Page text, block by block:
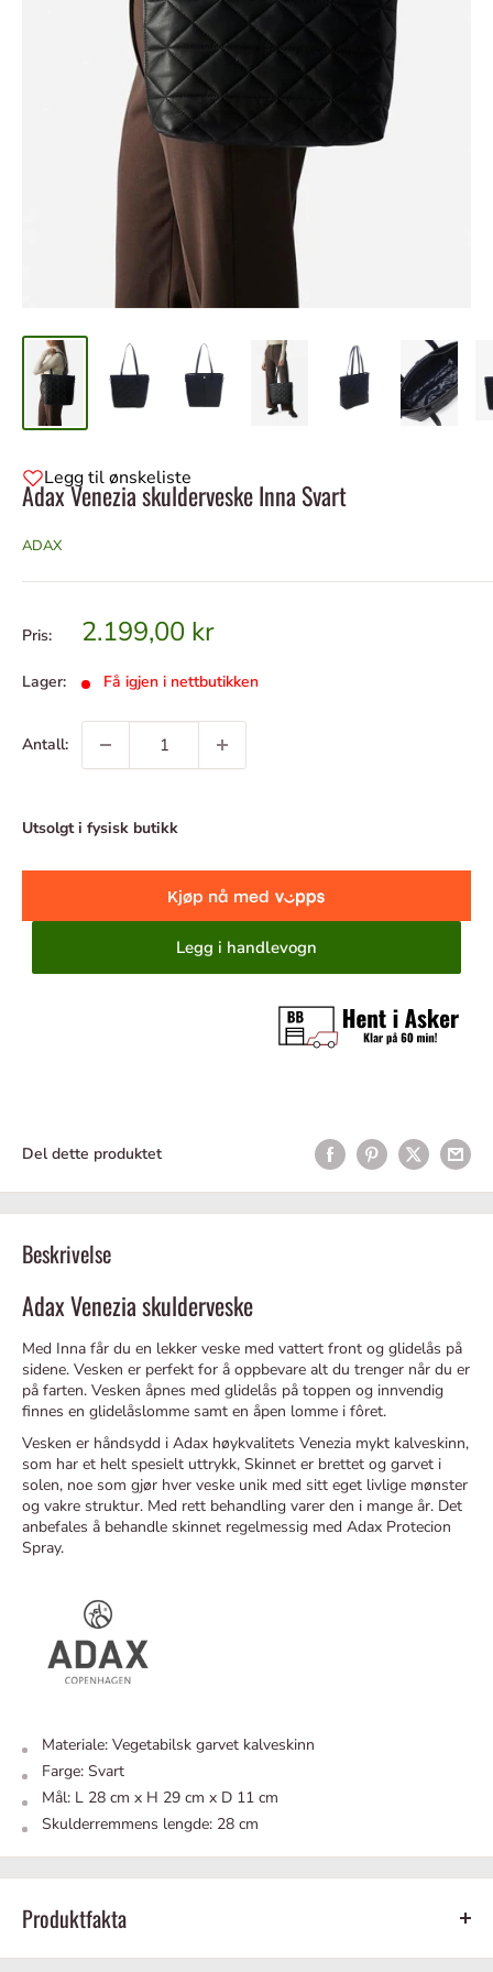
Legg til ønskeliste
Adax Venezia skulderveske Inna Svart
ADAX
Pris: Tilbudspris
2.199,00 kr
Lager: Få igjen i nettbutikken
Antall:
Utsolgt i fysisk butikk
Legg i handlevogn
Del dette produktet
Beskrivelse
Adax Venezia skulderveske
Med Inna får du en lekker veske med vattert front og glidelås på
sidene. Vesken er perfekt for å oppbevare alt du trenger når du er
på farten. Vesken åpnes med glidelås på toppen og innvendig
finnes en glidelåslomme samt en åpen lomme i fôret.
Vesken er håndsydd i Adax høykvalitets Venezia mykt kalveskinn,
som har et helt spesielt uttrykk, Skinnet er brettet og garvet i
solen, noe som gjør hver veske unik med sitt eget livlige mønster
og vakre struktur. Med rett behandling varer den i mange år. Det
anbefales å behandle skinnet regelmessig med Adax Protecion
Spray.
Materiale: Vegetabilsk garvet kalveskinn
Farge: Svart
Mål: L 28 cm x H 29 cm x D 11 cm
Skulderremmens lengde: 28 cm
Produktfakta